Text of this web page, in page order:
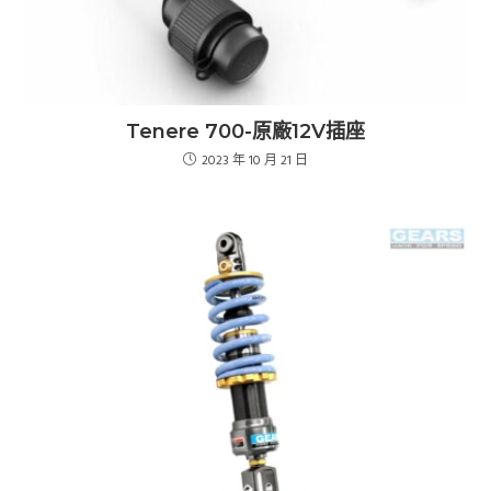
Tenere 700-原廠12V插座
2023 年 10 月 21 日